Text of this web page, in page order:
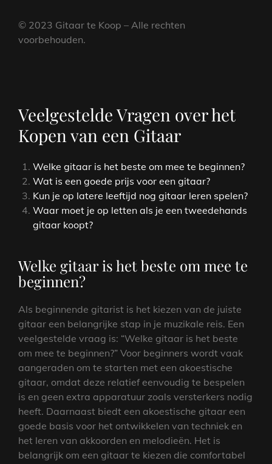
© 2023 Gitaar te Koop – Alle rechten
voorbehouden.
Veelgestelde Vragen over het
Kopen van een Gitaar
Welke gitaar is het beste om mee te beginnen?
Wat is een goede prijs voor een gitaar?
Kun je op latere leeftijd nog gitaar leren spelen?
Waar moet je op letten als je een tweedehands
gitaar koopt?
Welke gitaar is het beste om mee te
beginnen?
Als beginnende gitarist is het kiezen van de juiste
gitaar een belangrijke stap in je muzikale reis. Een
veelgestelde vraag is: “Welke gitaar is het beste
om mee te beginnen?” Voor beginners wordt vaak
aangeraden om te starten met een akoestische
gitaar, omdat deze relatief eenvoudig te bespelen
is en geen extra apparatuur zoals versterkers nodig
heeft. Daarnaast biedt een akoestische gitaar een
goede basis voor het ontwikkelen van techniek en
het leren van akkoorden en melodieën. Het is
belangrijk om een gitaar te kiezen die comfortabel